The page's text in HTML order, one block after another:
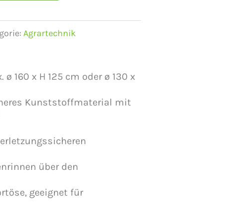
Agrartechnik
160 x H 125 cm oder ø 130 x
Kunststoffmaterial mit
über den
geeignet für